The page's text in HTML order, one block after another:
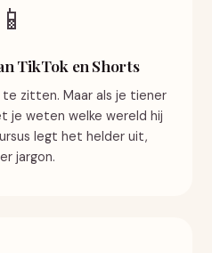
📱
TikTok en Shorts
zitten. Maar als je tiener
je weten welke wereld hij
legt het helder uit,
jargon.